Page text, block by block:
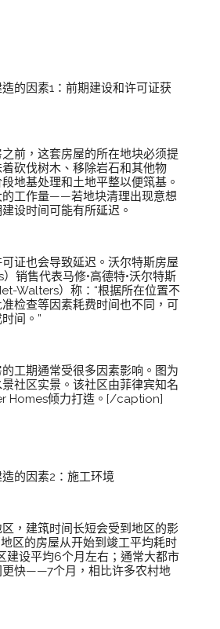
的因素1：前期建设和许可证获
前，这套房屋的所在地块必须提
砍伐树木、移除岩石和其他物
地基处理和土地平整以便筑基。
的工作量——若地块清理出现意想
期建设时间可能有所延迟。
证也会导致延迟。沃尔特斯房屋
）销售代表马修•高德特•沃尔特斯
Walters）称：“根据所在位置不
检查等因素耗费时间也不同，可
成时间。”
工期通常受很多因素影响。图为
社区实景。该社区由菲律宾知名
Homes倾力打造。[/caption]
的因素2：施工环境
，建筑时间长短会受到地区的影
区的房屋从开始到竣工平均耗时
建设平均6个月左右；通常大都市
更快——7个月，相比许多农村地